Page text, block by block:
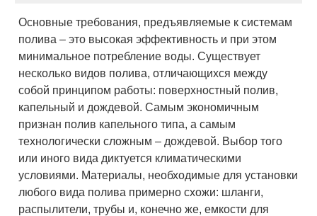
Основные требования, предъявляемые к системам
полива – это высокая эффективность и при этом
минимальное потребление воды. Существует
несколько видов полива, отличающихся между
собой принципом работы: поверхностный полив,
капельный и дождевой. Самым экономичным
признан полив капельного типа, а самым
технологически сложным – дождевой. Выбор того
или иного вида диктуется климатическими
условиями. Материалы, необходимые для установки
любого вида полива примерно схожи: шланги,
распылители, трубы и, конечно же, емкости для